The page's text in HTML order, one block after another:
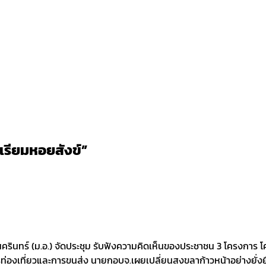
รียมหอยสังข์”
นทร์ (ม.อ.) จัดประชุม รับฟังความคิดเห็นของประชาชน 3 โครงกา
เที่ยวและการขนส่ง นายกอบจ.เผยเปลี่ยนสงขลาก้าวหน้าอย่างยั่